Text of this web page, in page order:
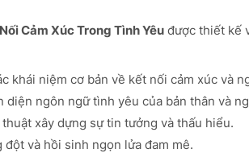
Cảm Xúc Trong Tình Yêu được thiết kế
khái niệm cơ bản về kết nối cảm xúc và
diện ngôn ngữ tình yêu của bản thân và
xây dựng sự tin tưởng và thấu hiểu.
đột và hồi sinh ngọn lửa đam mê.